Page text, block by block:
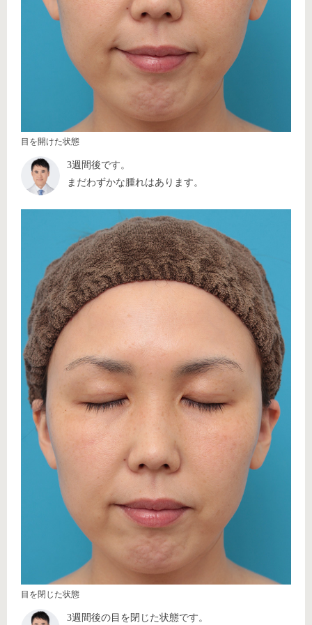
目を開けた状態
3週間後です。
まだわずかな腫れはあります。
目を閉じた状態
3週間後の目を閉じた状態です。